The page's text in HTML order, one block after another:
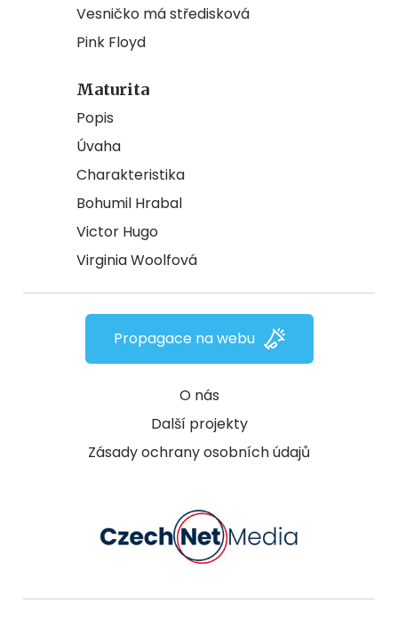
Vesničko má středisková
Pink Floyd
Maturita
Popis
Úvaha
Charakteristika
Bohumil Hrabal
Victor Hugo
Virginia Woolfová
O nás
Další projekty
Zásady ochrany osobních údajů
Propagace na webu